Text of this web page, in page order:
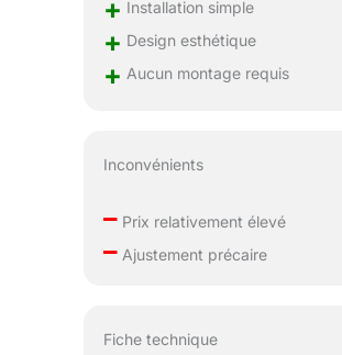
+ Installation simple
+ Design esthétique
+ Aucun montage requis
Inconvénients
–Prix relativement élevé
–Ajustement précaire
Fiche technique